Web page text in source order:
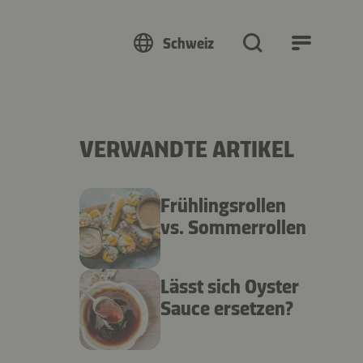
Schweiz
VERWANDTE ARTIKEL
Frühlingsrollen
vs. Sommerrollen
Lässt sich Oyster
Sauce ersetzen?